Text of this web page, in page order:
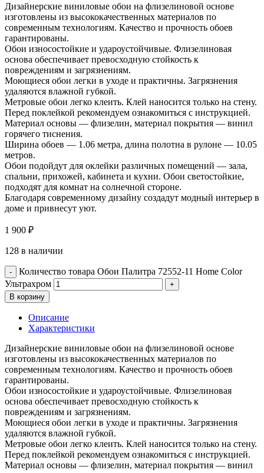
Дизайнерские виниловые обои на флизелиновой основе
изготовлены из высококачественных материалов по
современным технологиям. Качество и прочность обоев
гарантированы.
Обои износостойкие и удароустойчивые. Флизелиновая
основа обеспечивает превосходную стойкость к
повреждениям и загрязнениям.
Моющиеся обои легки в уходе и практичны. Загрязнения
удаляются влажной губкой.
Метровые обои легко клеить. Клей наносится только на стену.
Перед поклейкой рекомендуем ознакомиться с инструкцией.
Материал основы — флизелин, материал покрытия — винил
горячего тиснения.
Ширина обоев — 1.06 метра, длина полотна в рулоне — 10.05
метров.
Обои подойдут для оклейки различных помещений — зала,
спальни, прихожей, кабинета и кухни. Обои светостойкие,
подходят для комнат на солнечной стороне.
Благодаря современному дизайну создадут модный интерьер в
доме и привнесут уют.
1 900 ₽
128 в наличии
Количество товара Обои Палитра 72552-11 Home Color
Ультрахром
В корзину
Описание
Характеристики
Дизайнерские виниловые обои на флизелиновой основе
изготовлены из высококачественных материалов по
современным технологиям. Качество и прочность обоев
гарантированы.
Обои износостойкие и удароустойчивые. Флизелиновая
основа обеспечивает превосходную стойкость к
повреждениям и загрязнениям.
Моющиеся обои легки в уходе и практичны. Загрязнения
удаляются влажной губкой.
Метровые обои легко клеить. Клей наносится только на стену.
Перед поклейкой рекомендуем ознакомиться с инструкцией.
Материал основы — флизелин, материал покрытия — винил